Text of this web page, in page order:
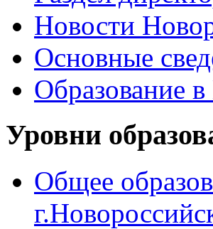
Новости
Основные
Образование
Уровни
Общее